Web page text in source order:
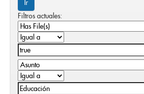
Filtros actuales: